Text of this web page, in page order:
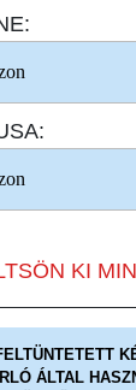
KI
ÁLTAL